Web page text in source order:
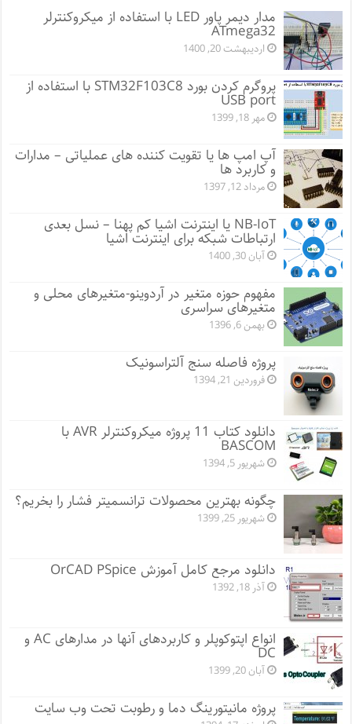
مدار دیمر پاور LED با استفاده از میکروکنترلر
ATmega32
اردیبهشت 20, 1400
پروگرم کردن بورد STM32F103C8 با استفاده از
USB port
مهر 18, 1399
آپ امپ ها یا تقویت کننده های عملیاتی – مدارات
و کاربرد ها
مرداد 12, 1397
NB-IoT یا اینترنت اشیا کم پهنا – نسل بعدی
ارتباطات شبکه برای اینترنت اشیا
آبان 30, 1400
مفهوم حوزه متغیر در آردوینو-متغیرهای محلی و
متغیرهای سراسری
بهمن 6, 1396
پروژه فاصله سنج آلتراسونیک
فروردین 21, 1394
دانلود کتاب 11 پروژه میکروکنترلر AVR با
BASCOM
شهریور 5, 1394
چگونه بهترین محصولات ترانسمیتر فشار را بخریم؟
شهریور 25, 1399
دانلود مرجع کامل آموزش OrCAD PSpice
آذر 18, 1392
انواع اپتوکوپلر و کاربردهای آنها در مدارهای AC و
DC
آبان 20, 1399
پروژه مانيتورينگ دما و رطوبت تحت وب سایت